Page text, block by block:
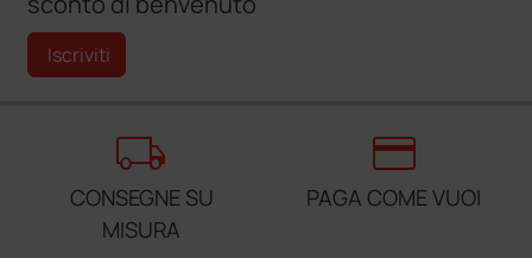
Iscriviti
local_shipping
CONSEGNE SU
MISURA
credit_card
PAGA COME VUOI